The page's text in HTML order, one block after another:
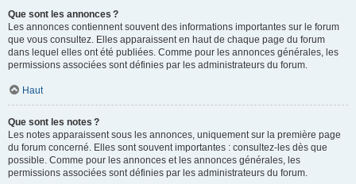
Que sont les annonces ?
Les annonces contiennent souvent des informations importantes sur le forum
que vous consultez. Elles apparaissent en haut de chaque page du forum
dans lequel elles ont été publiées. Comme pour les annonces générales, les
permissions associées sont définies par les administrateurs du forum.
Haut
Que sont les notes ?
Les notes apparaissent sous les annonces, uniquement sur la première page
du forum concerné. Elles sont souvent importantes : consultez-les dès que
possible. Comme pour les annonces et les annonces générales, les
permissions associées sont définies par les administrateurs du forum.